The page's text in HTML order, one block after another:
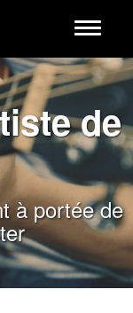
Toggle
de
à portée de